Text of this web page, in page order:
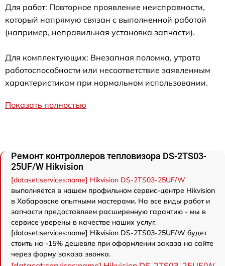
Для работ: Повторное проявление неисправности,
который напрямую связан с выполненной работой
(например, неправильная установка запчасти).
Для комплектующих: Внезапная поломка, утрата
работоспособности или несоответствие заявленным
характеристикам при нормальном использовании.
Показать полностью
Ремонт контроллеров тепловизора DS-2TS03-
25UF/W Hikvision
[dataset:services:name] Hikvision DS-2TS03-25UF/W
выполняется в нашем профильном сервис-центре Hikvision
в Хабаровске опытными мастерами. На все виды работ и
запчасти предоставляем расширенную гарантию - мы в
сервисе уверены в качестве наших услуг.
[dataset:services:name] Hikvision DS-2TS03-25UF/W будет
стоить на -15% дешевле при оформлении заказа на сайте
через форму заказа звонка.